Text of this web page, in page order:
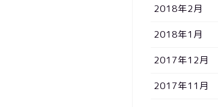
2018年2月
2018年1月
2017年12月
2017年11月